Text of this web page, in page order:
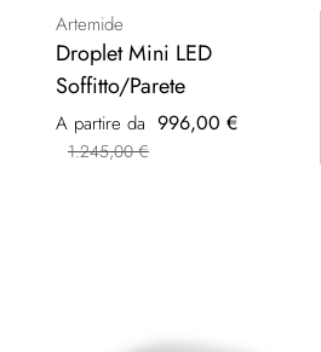
Artemide
Droplet Mini LED
Soffitto/Parete
A partire da 996,00 €
1.245,00 €